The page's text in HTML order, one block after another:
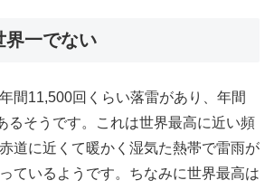
界一でない
間11,500回くらい落雷があり、年間
るそうです。これは世界最高に近い頻
道に近くて暖かく湿気た熱帯で雷雨が
ているようです。ちなみに世界最高は